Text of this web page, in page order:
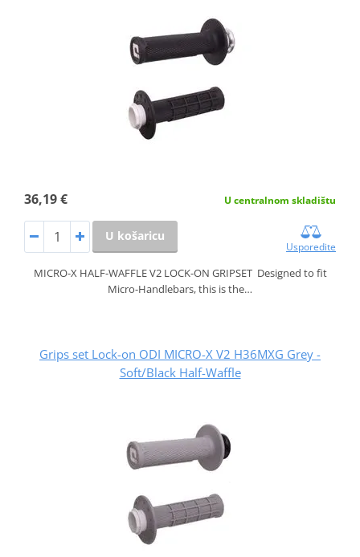
36,19 € U centralnom skladištu
U košaricu
Usporedite
MICRO-X HALF-WAFFLE V2 LOCK-ON GRIPSET Designed to fit
Micro-Handlebars, this is the…
Grips set Lock-on ODI MICRO-X V2 H36MXG Grey -
Soft/Black Half-Waffle